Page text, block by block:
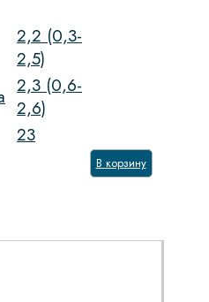
2,2 (0,3-
2,5)
2,3 (0,6-
2,6)
23
В корзину